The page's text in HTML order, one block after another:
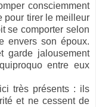
consciemment
pour tirer le meilleur
se comporter selon
envers son époux.
garde jalousement
entre eux
très présents : ils
et ne cessent de